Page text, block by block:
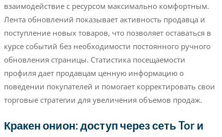
взаимодействие с ресурсом максимально комфортным.
Лента обновлений показывает активность продавца и
поступление новых товаров, что позволяет оставаться в
курсе событий без необходимости постоянного ручного
обновления страницы. Статистика посещаемости
профиля дает продавцам ценную информацию о
поведении покупателей и помогает корректировать свои
торговые стратегии для увеличения объемов продаж.
Кракен онион: доступ через сеть Tor и